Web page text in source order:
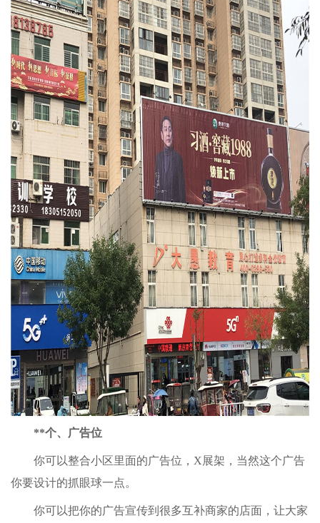
**个、广告位
你可以整合小区里面的广告位，X展架，当然这个广告
你要设计的抓眼球一点。
你可以把你的广告宣传到很多互补商家的店面，让大家